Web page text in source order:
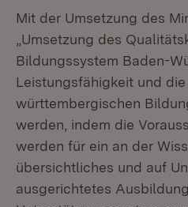
Mit der Umsetzung des
„Umsetzung des
Bildungssystem Baden-
Leistungsfähigkeit und
württembergischen
werden, indem die
werden für ein an der
übersichtliches und auf
ausgerichtetes